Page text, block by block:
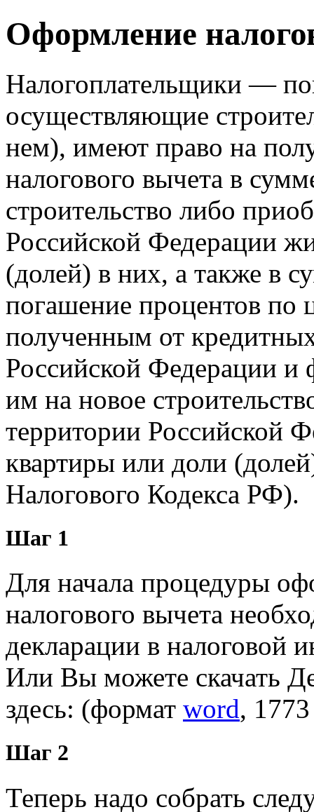
Оформление
Налогоплательщики —
осуществляющие
нем), имеют право на
налогового вычета в
строительство либо
Российской Федерации
(долей) в них, а также в
погашение процентов по
полученным от
Российской Федерации и
им на новое
территории Российской
квартиры или доли
Налогового Кодекса РФ).
Шаг 1
Для начала процедуры
налогового вычета
декларации в налоговой
Или Вы можете скачать
здесь: (формат word,
Шаг 2
Теперь надо собрать